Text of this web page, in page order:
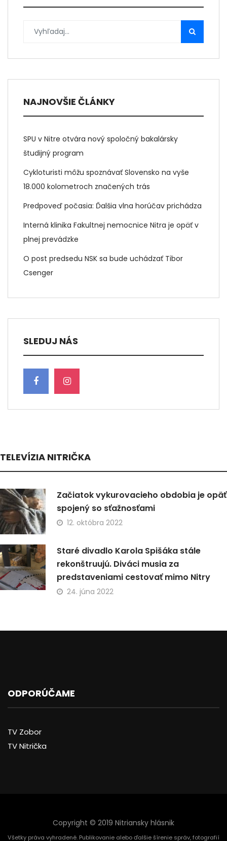
NAJNOVŠIE ČLÁNKY
SPU v Nitre otvára nový spoločný bakalársky
študijný program
Cykloturisti môžu spoznávať Slovensko na vyše
18.000 kolometroch značených trás
Predpoveď počasia: Ďalšia vlna horúčav prichádza
Interná klinika Fakultnej nemocnice Nitra je opäť v
plnej prevádzke
O post predsedu NSK sa bude uchádzať Tibor
Csenger
SLEDUJ NÁS
TELEVÍZIA NITRIČKA
Začiatok vykurovacieho obdobia je opäť
spojený so sťažnosťami
12. októbra 2022
Staré divadlo Karola Spišáka stále
rekonštruujú. Diváci musia za
predstaveniami cestovať mimo Nitry
24. júna 2022
ODPORÚČAME
TV Zobor
TV Nitrička
Copyright © 2019 Nitriansky hlásnik
Všetky práva vyhradené. Publikovanie alebo ďalšie šírenie správ, fotografií